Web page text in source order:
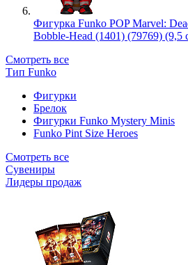
Фигурка Funko POP Marvel:
Bobble-Head (1401) (79769) (9,5
Смотреть все
Тип Funko
Фигурки
Брелок
Фигурки Funko Mystery Minis
Funko Pint Size Heroes
Смотреть все
Сувениры
Лидеры продаж